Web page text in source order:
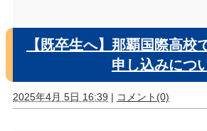
【既卒生へ】那覇国際高校
申し込みにつ
2025年4月 5日 16:39 | コメント(0)